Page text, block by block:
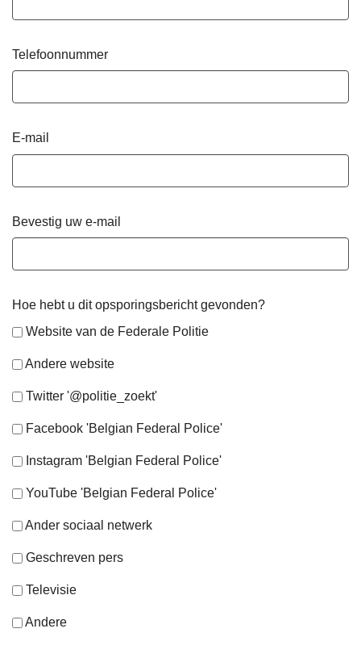
Telefoonnummer
E-mail
Bevestig uw e-mail
Hoe hebt u dit opsporingsbericht gevonden?
Website van de Federale Politie
Andere website
Twitter '@politie_zoekt'
Facebook 'Belgian Federal Police'
Instagram 'Belgian Federal Police'
YouTube 'Belgian Federal Police'
Ander sociaal netwerk
Geschreven pers
Televisie
Andere